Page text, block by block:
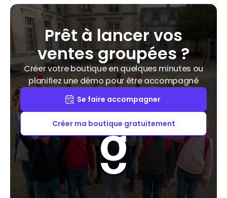
Prêt à lancer vos
ventes groupées ?
Créer votre boutique en quelques minutes ou
planifiez une démo pour être accompagné
Se faire accompagner
Créer ma boutique gratuitement